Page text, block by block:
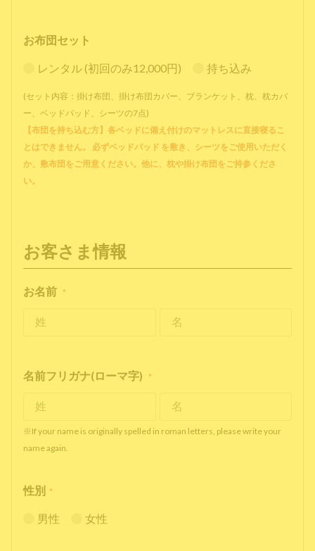
お布団セット
レンタル (初回のみ12,000円) 持ち込み
(セット内容：掛け布団、掛け布団カバー、ブランケット、枕、枕カバ
ー、ベッドパッド、シーツの7点)
【布団を持ち込む方】各ベッドに備え付けのマットレスに直接寝るこ
とはできません。 必ずベッドパッド を敷き、シーツをご使用いただく
か、敷布団をご用意ください。他に、枕や掛け布団をご持参くださ
い。
お客さま情報
お名前 *
名前フリガナ(ローマ字) *
※If your name is originally spelled in roman letters, please write your
name again.
性別 *
男性 女性